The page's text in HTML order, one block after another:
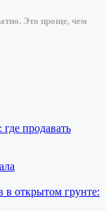
Это проще, чем
продавать
в открытом грунте: